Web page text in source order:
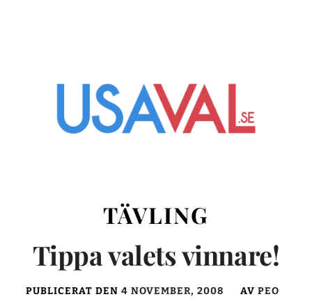
TÄVLING
Tippa valets vinnare!
PUBLICERAT DEN 4 NOVEMBER, 2008 AV PEO